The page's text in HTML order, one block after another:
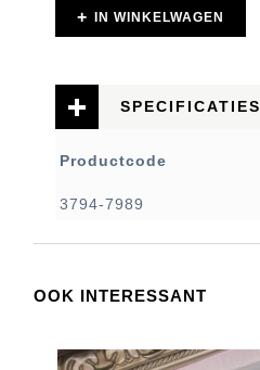
IN WINKELWAGEN
SPECIFICATIES
Productcode
3794-7989
OOK INTERESSANT